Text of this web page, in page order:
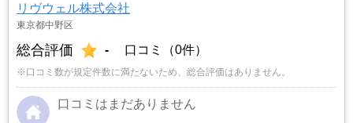
リヴウェル株式会社
東京都中野区
総合評価 - 口コミ（0件）
※口コミ数が規定件数に満たないため、総合評価はありません。
口コミはまだありません